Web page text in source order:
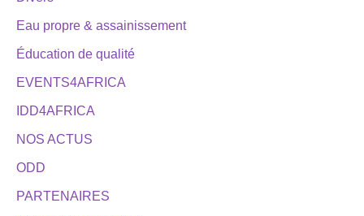
Eau propre & assainissement
Éducation de qualité
EVENTS4AFRICA
IDD4AFRICA
NOS ACTUS
ODD
PARTENAIRES